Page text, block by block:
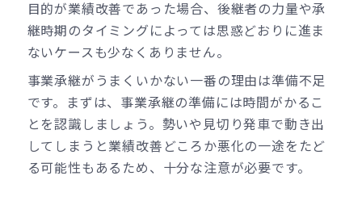
目的が業績改善であった場合、後継者の力量や承
継時期のタイミングによっては思惑どおりに進ま
ないケースも少なくありません。
事業承継がうまくいかない一番の理由は準備不足
です。まずは、事業承継の準備には時間がかるこ
とを認識しましょう。勢いや見切り発車で動き出
してしまうと業績改善どころか悪化の一途をたど
る可能性もあるため、十分な注意が必要です。